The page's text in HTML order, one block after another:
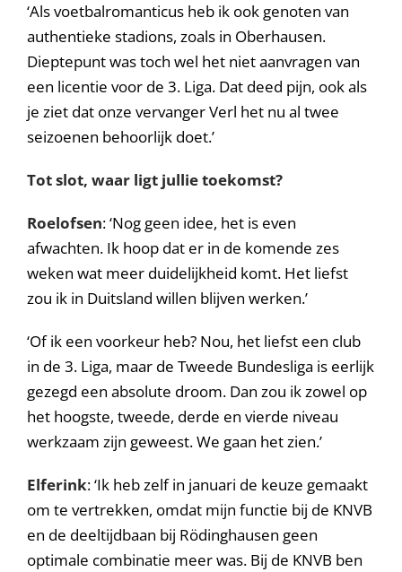
‘Als voetbalromanticus heb ik ook genoten van
authentieke stadions, zoals in Oberhausen.
Dieptepunt was toch wel het niet aanvragen van
een licentie voor de 3. Liga. Dat deed pijn, ook als
je ziet dat onze vervanger Verl het nu al twee
seizoenen behoorlijk doet.’
Tot slot, waar ligt jullie toekomst?
Roelofsen: ‘Nog geen idee, het is even
afwachten. Ik hoop dat er in de komende zes
weken wat meer duidelijkheid komt. Het liefst
zou ik in Duitsland willen blijven werken.’
‘Of ik een voorkeur heb? Nou, het liefst een club
in de 3. Liga, maar de Tweede Bundesliga is eerlijk
gezegd een absolute droom. Dan zou ik zowel op
het hoogste, tweede, derde en vierde niveau
werkzaam zijn geweest. We gaan het zien.’
Elferink: ‘Ik heb zelf in januari de keuze gemaakt
om te vertrekken, omdat mijn functie bij de KNVB
en de deeltijdbaan bij Rödinghausen geen
optimale combinatie meer was. Bij de KNVB ben